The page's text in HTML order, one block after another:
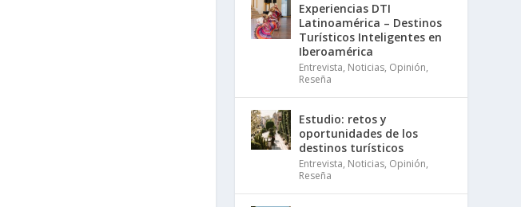
Experiencias DTI
Latinoamérica – Destinos
Turísticos Inteligentes en
Iberoamérica
Entrevista, Noticias, Opinión,
Reseña
Estudio: retos y
oportunidades de los
destinos turísticos
Entrevista, Noticias, Opinión,
Reseña